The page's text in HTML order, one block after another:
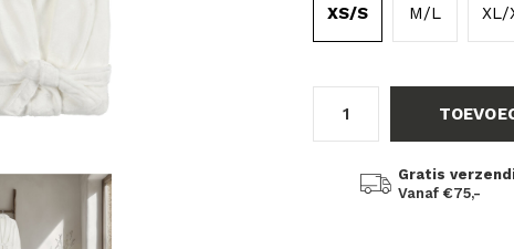
XS/S M/L XL/
Gratis
Vanaf €75,-